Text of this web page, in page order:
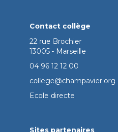
Contact collège
22 rue Brochier
13005 - Marseille
04 96 12 12 00
college@champavier.org
Ecole directe
Sites partenaires